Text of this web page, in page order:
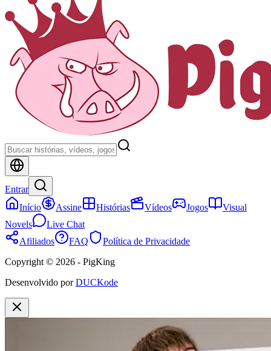
Entrar
Início
Assine Histórias Vídeos Jogos
Visual
Novels
Live Chat
Afiliados
FAQ
Política de Privacidade
Copyright © 2026 - PigKing
Desenvolvido por DUCKode